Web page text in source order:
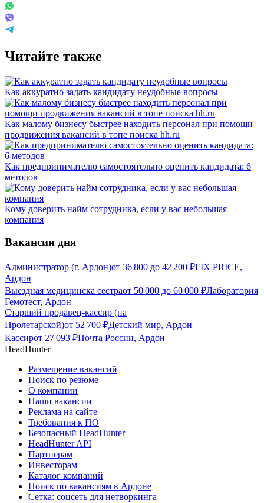
Читайте также
Как аккуратно задать кандидату неудобные вопросы
Как малому бизнесу быстрее находить персонал при помощи
продвижения вакансий в топе поиска hh.ru
Как предпринимателю самостоятельно оценить кандидата: 6
методов
Кому доверить найм сотрудника, если у вас небольшая
компания
Вакансии дня
Администратор (г. Ардон)от 36 800 до 42 200 ₽FIX PRICE,
Ардон
Выездная медицинска сестраот 50 000 до 60 000 ₽Лаборатория
Гемотест, Ардон
Старший продавец-кассир (на
Пролетарской)от 52 700 ₽Детский мир, Ардон
Кассирот 27 093 ₽Почта России, Ардон
HeadHunter
Размещение вакансий
Поиск по резюме
О компании
Наши вакансии
Реклама на сайте
Требования к ПО
Безопасный HeadHunter
HeadHunter API
Партнерам
Инвесторам
Каталог компаний
Поиск по вакансиям в Ардоне
Сетка: соцсеть для нетворкинга